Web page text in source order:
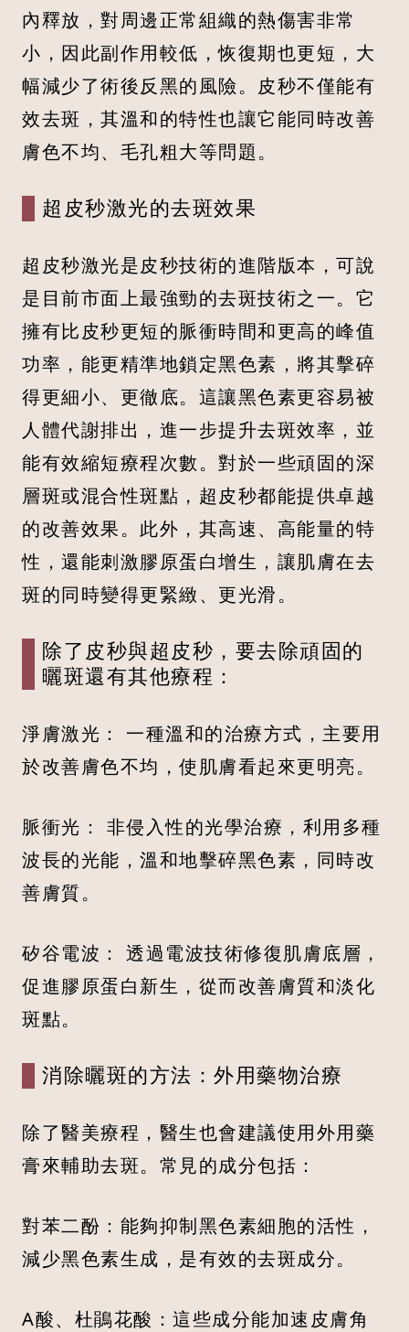
內釋放，對周邊正常組織的熱傷害非常
小，因此副作用較低，恢復期也更短，大
幅減少了術後反黑的風險。皮秒不僅能有
效去斑，其溫和的特性也讓它能同時改善
膚色不均、毛孔粗大等問題。
超皮秒激光的去斑效果
超皮秒激光是皮秒技術的進階版本，可說
是目前市面上最強勁的去斑技術之一。它
擁有比皮秒更短的脈衝時間和更高的峰值
功率，能更精準地鎖定黑色素，將其擊碎
得更細小、更徹底。這讓黑色素更容易被
人體代謝排出，進一步提升去斑效率，並
能有效縮短療程次數。對於一些頑固的深
層斑或混合性斑點，超皮秒都能提供卓越
的改善效果。此外，其高速、高能量的特
性，還能刺激膠原蛋白增生，讓肌膚在去
斑的同時變得更緊緻、更光滑。
除了皮秒與超皮秒，要去除頑固的
曬斑還有其他療程：
淨膚激光： 一種溫和的治療方式，主要用
於改善膚色不均，使肌膚看起來更明亮。
脈衝光： 非侵入性的光學治療，利用多種
波長的光能，溫和地擊碎黑色素，同時改
善膚質。
矽谷電波： 透過電波技術修復肌膚底層，
促進膠原蛋白新生，從而改善膚質和淡化
斑點。
消除曬斑的方法：外用藥物治療
除了醫美療程，醫生也會建議使用外用藥
膏來輔助去斑。常見的成分包括：
對苯二酚：能夠抑制黑色素細胞的活性，
減少黑色素生成，是有效的去斑成分。
A酸、杜鵑花酸：這些成分能加速皮膚角